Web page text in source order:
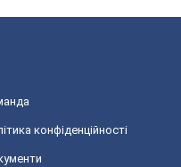
конфіденційності